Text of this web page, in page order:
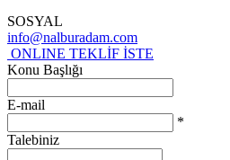
SOSYAL
info@nalburadam.com
ONLINE TEKLİF İSTE
Konu Başlığı
E-mail
*
Talebiniz